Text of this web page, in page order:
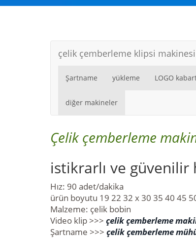
çelik çemberleme klipsi makinesi
Şartname yükleme LOGO
diğer makineler
Çelik çemberleme
istikrarlı ve
Hız: 90 adet/dakika
ürün boyutu 19 22 32 x 30 35 40 45
Malzeme: çelik bobin
Video klip >>> çelik çemberleme
Şartname >>> çelik çemberleme